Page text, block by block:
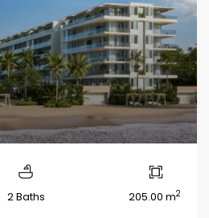
2 Baths 205.00 m2